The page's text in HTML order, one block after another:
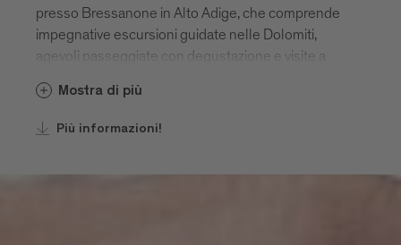
presso Bressanone in Alto Adige, che comprende
impegnative escursioni guidate nelle Dolomiti,
agevoli passeggiate con degustazione e visite a
pena di approfittarne, anche perché alcune
esperienze ti saranno offerte in esclusiva, tutto
Mostra di più
Più informazioni!